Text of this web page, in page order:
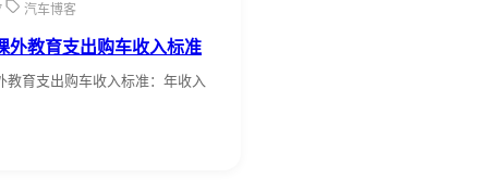
汽车博客
外教育支出购车收入标准
教育支出购车收入标准：年收入